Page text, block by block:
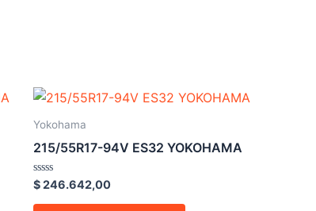
Yokohama
215/55R17-94V ES32 YOKOHAMA
Valorado
en
0
$246.642,00